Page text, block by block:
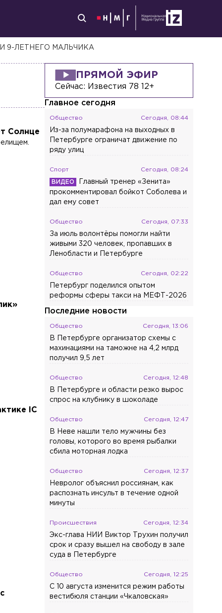
9-ЛЕТНЕГО МАЛЬЧИКА
Солнце
IC
ПРЯМОЙ ЭФИР
Сейчас: Известия 78 12+
Главное сегодня
Общество Сегодня, 08:44
Из-за полумарафона на выходных в
Петербурге ограничат движение по
ряду улиц
Спорт Сегодня, 08:24
Главный тренер «Зенита»
прокомментировал бойкот Соболева и
дал ему совет
Общество Сегодня, 07:33
За июль волонтёры помогли найти
живыми 320 человек, пропавших в
Ленобласти и Петербурге
Общество Сегодня, 02:22
Петербург поделился опытом
реформы сферы такси на МЕФТ-2026
Последние новости
Общество Сегодня, 13:06
В Петербурге организатор схемы с
махинациями на таможне на 4,2 млрд
получил 9,5 лет
Общество Сегодня, 12:48
В Петербурге и области резко вырос
спрос на клубнику в шоколаде
Общество Сегодня, 12:47
В Неве нашли тело мужчины без
головы, которого во время рыбалки
сбила моторная лодка
Общество Сегодня, 12:37
Невролог объяснил россиянам, как
распознать инсульт в течение одной
минуты
Происшествия Сегодня, 12:34
Экс-глава НИИ Виктор Трухин получил
срок и сразу вышел на свободу в зале
суда в Петербурге
Общество Сегодня, 12:25
С 10 августа изменится режим работы
вестибюля станции «Чкаловская»